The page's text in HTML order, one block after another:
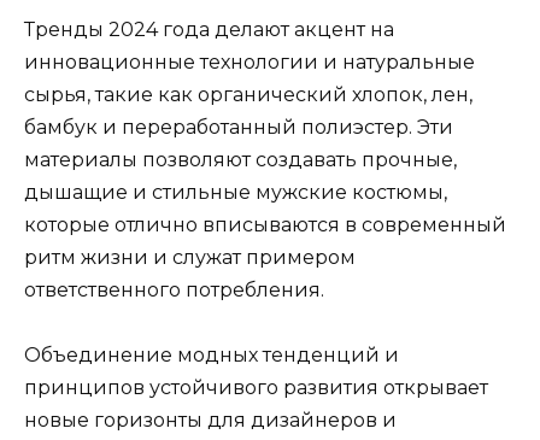
Тренды 2024 года делают акцент на
инновационные технологии и натуральные
сырья, такие как органический хлопок, лен,
бамбук и переработанный полиэстер. Эти
материалы позволяют создавать прочные,
дышащие и стильные мужские костюмы,
которые отлично вписываются в современный
ритм жизни и служат примером
ответственного потребления.
Объединение модных тенденций и
принципов устойчивого развития открывает
новые горизонты для дизайнеров и